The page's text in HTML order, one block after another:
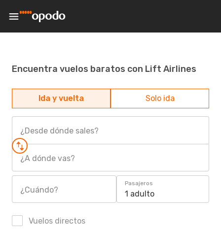
Encuentra vuelos baratos con Lift Airlines
Ida y vuelta Solo ida
¿Desde dónde sales?
¿A dónde vas?
¿Cuándo?
Pasajeros
1 adulto
Vuelos directos